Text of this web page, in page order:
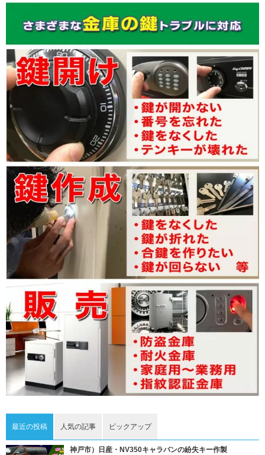
最近の投稿 人気の記事 ピックアップ
神戸市）日産・NV350キャラバンの紛失キー作製